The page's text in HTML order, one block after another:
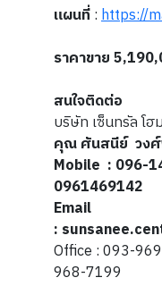
แผนที่:https://
ราคาขาย
สนใจติดต่อ
บริษัท เซ็นทรัล โ
คุณ ศันสนีย์ วงศ์
Mobile : 096-
0961469142
Email
:
Office : 093-
968-7199